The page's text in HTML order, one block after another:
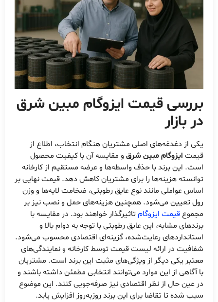
بررسی قیمت ایزوگام مبین شرق
در بازار
یکی از دغدغه‌های اصلی مشتریان هنگام انتخاب، اطلاع از
قیمت ایزوگام مبین شرق و مقایسه آن با کیفیت محصول
است. این برند با حذف واسطه‌ها و عرضه مستقیم از کارخانه
توانسته هزینه‌ها را برای مشتریان کاهش دهد. قیمت نهایی بر
اساس عواملی مانند نوع عایق رطوبتی، ضخامت لایه‌ها و وزن
رول تعیین می‌شود. همچنین هزینه‌های حمل و نصب نیز بر
مجموعقیمت ایزوگامتاثیرگذار خواهند بود. در مقایسه با
برندهای مشابه، این عایق رطوبتی با توجه به دوام بالا و
استانداردهای رعایت‌شده، گزینه‌ای اقتصادی محسوب می‌شود.
شفافیت در ارائه لیست قیمت توسط کارخانه و نمایندگی‌های
معتبر یکی دیگر از ویژگی‌های مثبت این برند است. مشتریان
با آگاهی از این موارد می‌توانند انتخابی مطمئن داشته باشند و
در عین حال از نظر اقتصادی نیز صرفه‌جویی کنند. این موضوع
سبب شده تا تقاضا برای این برند روزبه‌روز افزایش یابد.